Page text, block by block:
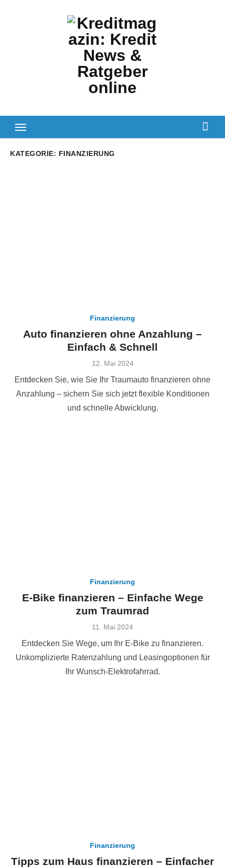
KATEGORIE: FINANZIERUNG
Finanzierung
Auto finanzieren ohne Anzahlung –
Einfach & Schnell
Veröffentlicht
12. Mai 2024
Entdecken Sie, wie Sie Ihr Traumauto finanzieren ohne
Anzahlung – sichern Sie sich jetzt flexible Konditionen
und schnelle Abwicklung.
Finanzierung
E-Bike finanzieren – Einfache Wege
zum Traumrad
Veröffentlicht
11. Mai 2024
Entdecken Sie Wege, um Ihr E-Bike zu finanzieren.
Unkomplizierte Ratenzahlung und Leasingoptionen für
Ihr Wunsch-Elektrofahrrad.
Finanzierung
Tipps zum Haus finanzieren – Einfacher